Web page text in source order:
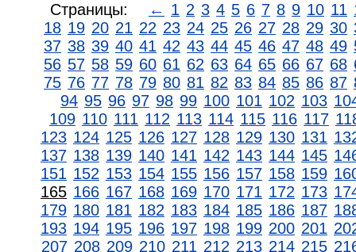
Страницы: ← 1 2 3 4 5 6 7 8 9 10 11
18 19 20 21 22 23 24 25 26 27 28 29 30
37 38 39 40 41 42 43 44 45 46 47 48 49
56 57 58 59 60 61 62 63 64 65 66 67 68
75 76 77 78 79 80 81 82 83 84 85 86 87
94 95 96 97 98 99 100 101 102 103
109 110 111 112 113 114 115 116 117
123 124 125 126 127 128 129 130 131
137 138 139 140 141 142 143 144 145
151 152 153 154 155 156 157 158 159
165 166 167 168 169 170 171 172 173
179 180 181 182 183 184 185 186 187
193 194 195 196 197 198 199 200 201
207 208 209 210 211 212 213 214 215